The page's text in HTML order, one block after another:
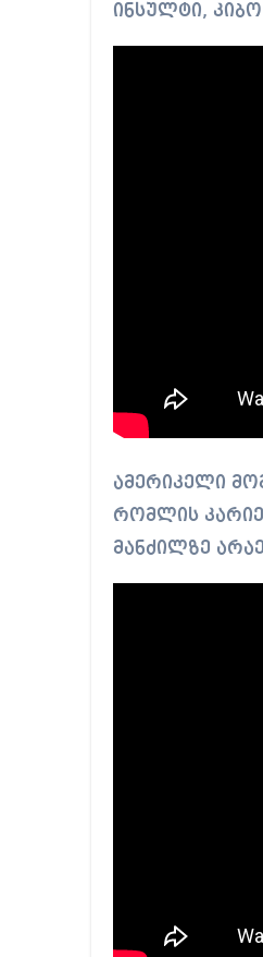
ინსულტი,
ამერიკელი
რომლის
მანძილზე